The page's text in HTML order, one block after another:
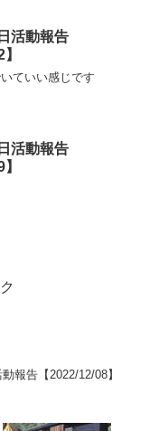
活動報告
ていい感じです
活動報告
報告【2022/12/08】